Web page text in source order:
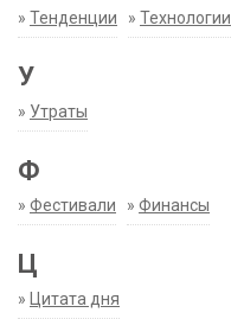
» Тенденции » Технологии
У
» Утраты
Ф
» Фестивали » Финансы
Ц
» Цитата дня